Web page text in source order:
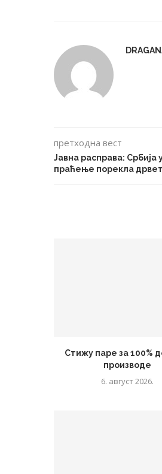
претходна вест
Јавна расправа: Србија
праћење порекла
Стижу паре за 100%
производе
6. август 2026.